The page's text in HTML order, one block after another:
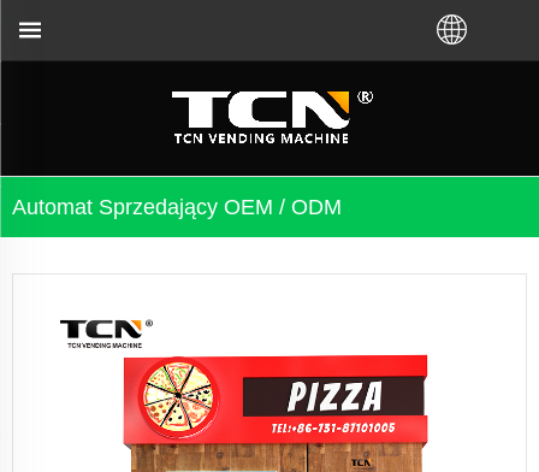
Automat Sprzedający OEM / ODM
automatów sprzedających i rozwiązywania